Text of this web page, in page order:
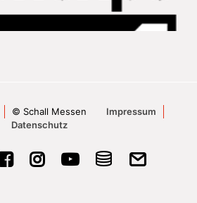
© Schall Messen
Impressum
Datenschutz